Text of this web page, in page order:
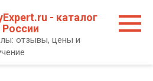
- каталог
отзывы, цены и